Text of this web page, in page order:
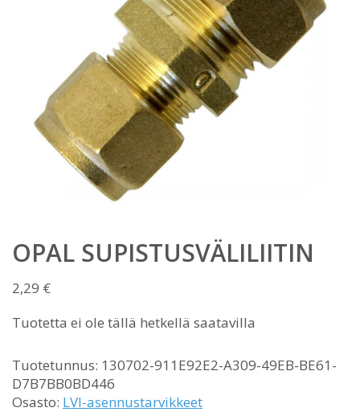
OPAL SUPISTUSVÄLILIITIN
2,29 €
Tuotetta ei ole tällä hetkellä saatavilla
Tuotetunnus: 130702-911E92E2-A309-49EB-BE61-
D7B7BB0BD446
Osasto: LVI-asennustarvikkeet